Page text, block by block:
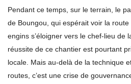
Pendant ce temps, sur le terrain, le
de Boungou, qui espérait voir la
engins s’éloigner vers le chef-lieu de
réussite de ce chantier est pourtant
locale. Mais au-delà de la technique
routes, c’est une crise de